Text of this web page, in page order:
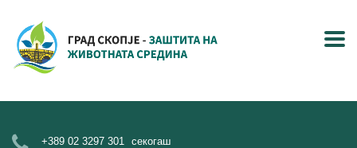
+389 02 3297 301 секогаш